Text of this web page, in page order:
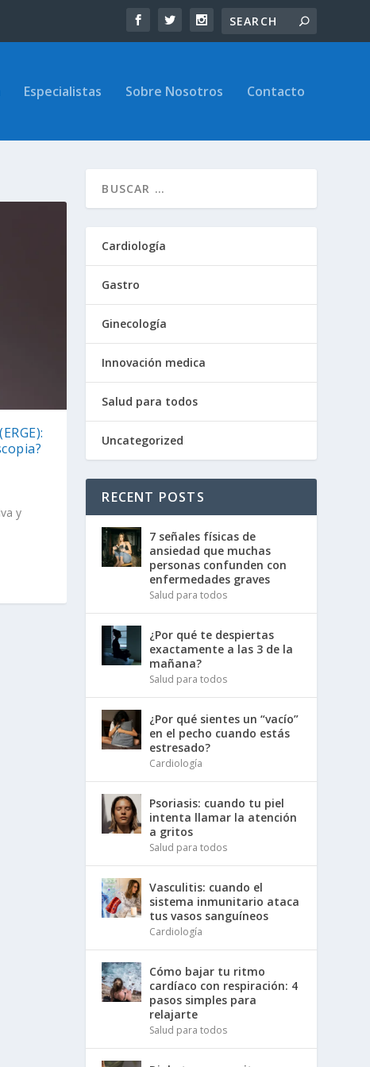
Especialistas Sobre Nosotros Contacto
y
Cardiología
Gastro
Ginecología
Innovación medica
Salud para todos
Uncategorized
RECENT POSTS
7 señales físicas de
ansiedad que muchas
personas confunden con
enfermedades graves
Salud para todos
¿Por qué te despiertas
exactamente a las 3 de la
mañana?
Salud para todos
¿Por qué sientes un “vacío”
en el pecho cuando estás
estresado?
Cardiología
Psoriasis: cuando tu piel
intenta llamar la atención
a gritos
Salud para todos
Vasculitis: cuando el
sistema inmunitario ataca
tus vasos sanguíneos
Cardiología
Cómo bajar tu ritmo
cardíaco con respiración: 4
pasos simples para
relajarte
Salud para todos